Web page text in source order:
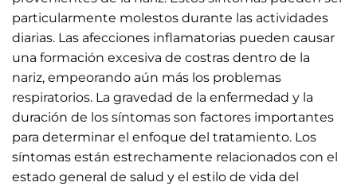
particularmente molestos durante las actividades
diarias. Las afecciones inflamatorias pueden causar
una formación excesiva de costras dentro de la
nariz, empeorando aún más los problemas
respiratorios. La gravedad de la enfermedad y la
duración de los síntomas son factores importantes
para determinar el enfoque del tratamiento. Los
síntomas están estrechamente relacionados con el
estado general de salud y el estilo de vida del